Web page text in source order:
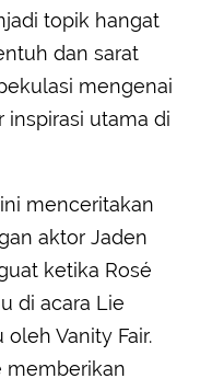
topik hangat
dan sarat
mengenai
inspirasi utama di
menceritakan
aktor Jaden
ketika Rosé
di acara Lie
Vanity Fair.
memberikan